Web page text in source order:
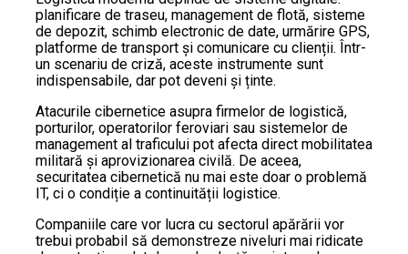
planificare de traseu, management de flotă, sisteme
de depozit, schimb electronic de date, urmărire GPS,
platforme de transport și comunicare cu clienții. Într-
un scenariu de criză, aceste instrumente sunt
indispensabile, dar pot deveni și ținte.
Atacurile cibernetice asupra firmelor de logistică,
porturilor, operatorilor feroviari sau sistemelor de
management al traficului pot afecta direct mobilitatea
militară și aprovizionarea civilă. De aceea,
securitatea cibernetică nu mai este doar o problemă
IT, ci o condiție a continuității logistice.
Companiile care vor lucra cu sectorul apărării vor
trebui probabil să demonstreze niveluri mai ridicate